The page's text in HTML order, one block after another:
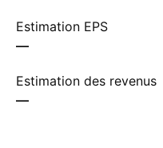
Estimation EPS
—
Estimation des revenus
—